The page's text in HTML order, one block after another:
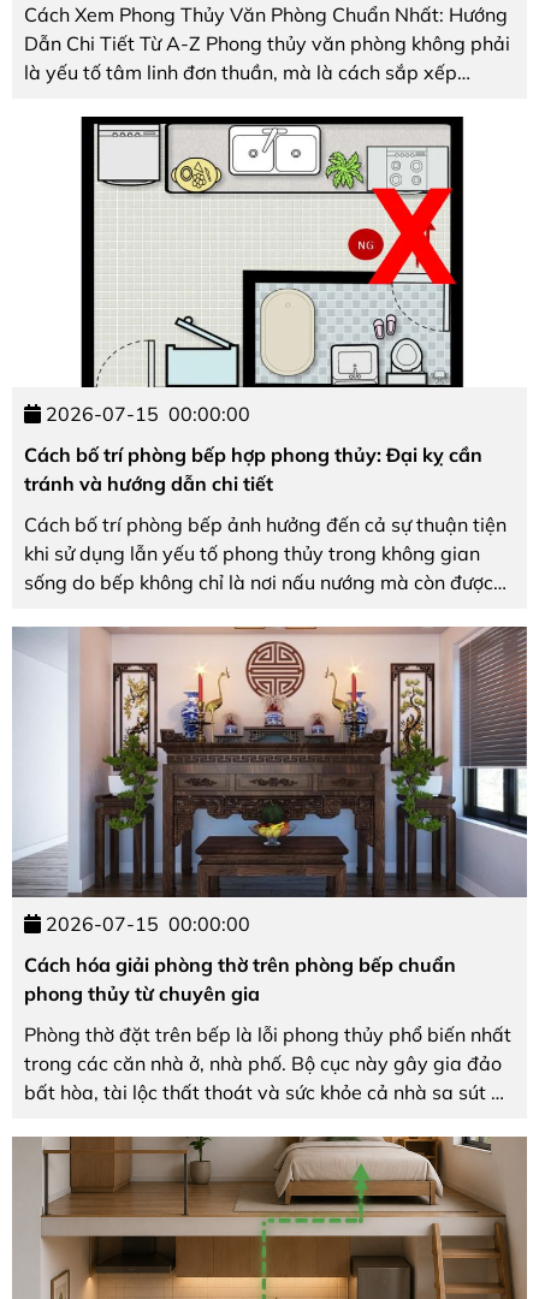
Cách Xem Phong Thủy Văn Phòng Chuẩn Nhất: Hướng
Dẫn Chi Tiết Từ A-Z Phong thủy văn phòng không phải
là yếu tố tâm linh đơn thuần, mà là cách sắp xếp
tâm lý của người ngồi trong đó. Một văn phòng ...
2026-07-15 00:00:00
Cách bố trí phòng bếp hợp phong thủy: Đại kỵ cần
tránh và hướng dẫn chi tiết
Cách bố trí phòng bếp ảnh hưởng đến cả sự thuận tiện
khi sử dụng lẫn yếu tố phong thủy trong không gian
sống do bếp không chỉ là nơi nấu nướng mà còn được
sắp xếp chưa hợp lý, điều này có thể ...
2026-07-15 00:00:00
Cách hóa giải phòng thờ trên phòng bếp chuẩn
phong thủy từ chuyên gia
Phòng thờ đặt trên bếp là lỗi phong thủy phổ biến nhất
trong các căn nhà ở, nhà phố. Bộ cục này gây gia đảo
bất hòa, tài lộc thất thoát và sức khỏe cả nhà sa sút do
viết này Nội Thất The One sẽ ...